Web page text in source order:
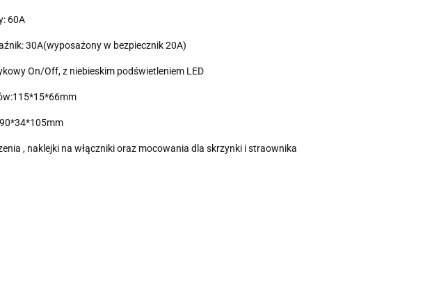
60A
30A(wyposażony w bezpiecznik 20A)
On/Off, z niebieskim podświetleniem LED
, naklejki na włączniki oraz mocowania dla skrzynki i straownika